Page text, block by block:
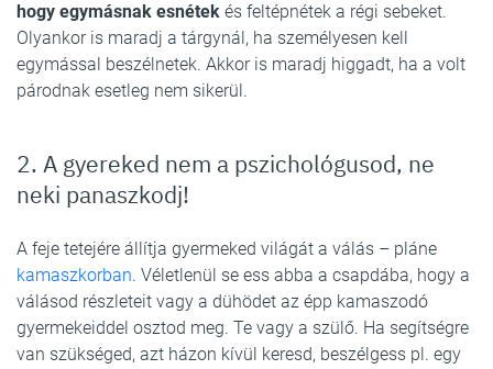
hogy egymásnak esnétek és feltépnétek a régi sebeket.
Olyankor is maradj a tárgynál, ha személyesen kell
egymással beszélnetek. Akkor is maradj higgadt, ha a volt
párodnak esetleg nem sikerül.
2. A gyereked nem a pszichológusod, ne
neki panaszkodj!
A feje tetejére állítja gyermeked világát a válás – pláne
kamaszkorban. Véletlenül se ess abba a csapdába, hogy a
válásod részleteit vagy a dühödet az épp kamaszodó
gyermekeiddel osztod meg. Te vagy a szülő. Ha segítségre
van szükséged, azt házon kívül keresd, beszélgess pl. egy